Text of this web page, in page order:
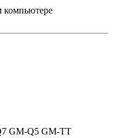
компьютере
GM-Q5 GM-TT